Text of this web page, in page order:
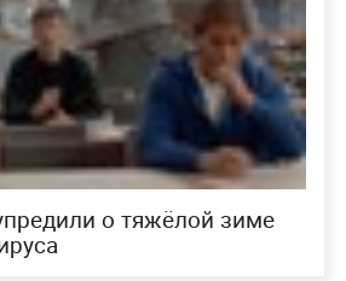
о тяжёлой зиме